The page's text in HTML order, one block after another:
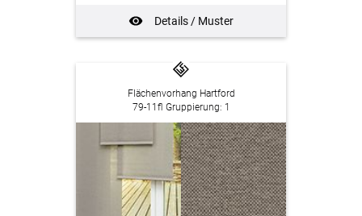
Details / Muster
Flächenvorhang Hartford
79-11fl Gruppierung: 1